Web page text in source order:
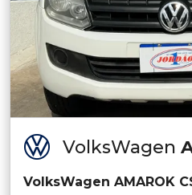
VolksWagen
VolksWagen AMAROK